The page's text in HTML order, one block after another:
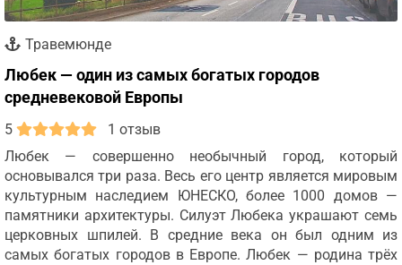
Травемюнде
Любек — один из самых богатых городов
средневековой Европы
5
1 отзыв
Любек — совершенно необычный город, который
основывался три раза. Весь его центр является мировым
культурным наследием ЮНЕСКО, более 1000 домов —
памятники архитектуры. Силуэт Любека украшают семь
церковных шпилей. В средние века он был одним из
самых богатых городов в Европе. Любек — родина трёх